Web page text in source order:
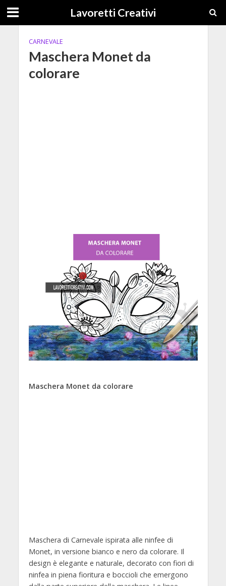
Lavoretti Creativi
CARNEVALE
Maschera Monet da
colorare
Maschera Monet da colorare
Maschera di Carnevale ispirata alle ninfee di
Monet, in versione bianco e nero da colorare. Il
design è elegante e naturale, decorato con fiori di
ninfea in piena fioritura e boccioli che emergono